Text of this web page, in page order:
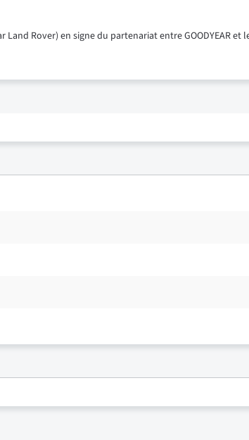
Land Rover) en signe du partenariat entre GOODYEAR et